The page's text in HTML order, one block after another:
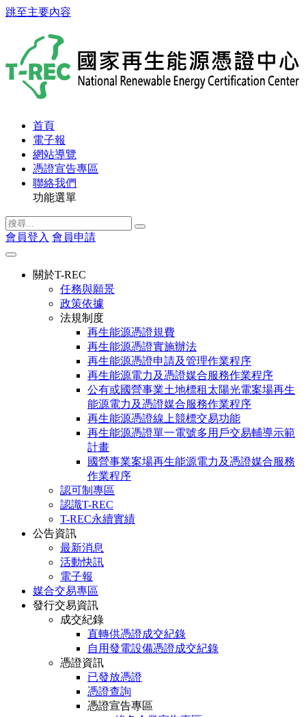
跳至主要內容
首頁
電子報
網站導覽
憑證宣告專區
聯絡我們
功能選單
會員登入 會員申請
關於T-REC
任務與願景
政策依據
法規制度
再生能源憑證規費
再生能源憑證實施辦法
再生能源憑證申請及管理作業程序
再生能源電力及憑證媒合服務作業程序
公有或國營事業土地標租太陽光電案場再生
能源電力及憑證媒合服務作業程序
再生能源憑證線上競標交易功能
再生能源憑證單一電號多用戶交易輔導示範
計畫
國營事業案場再生能源電力及憑證媒合服務
作業程序
認可制專區
認識T-REC
T-REC永續實績
公告資訊
最新消息
活動快訊
電子報
媒合交易專區
發行交易資訊
成交紀錄
直轉供憑證成交紀錄
自用發電設備憑證成交紀錄
憑證資訊
已發放憑證
憑證查詢
憑證宣告專區